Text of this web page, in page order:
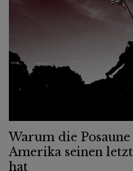
Warum die Posaune
Amerika seinen
hat